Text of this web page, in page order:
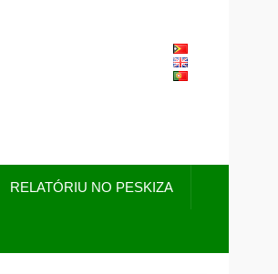
– Forum
– Leste
RELATÓRIU NO PESKIZA